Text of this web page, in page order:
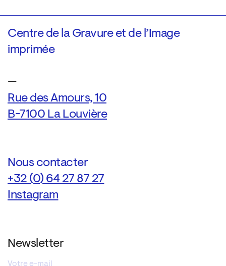
Centre de la Gravure et de l’Image
imprimée
—
Rue des Amours, 10
B-7100 La Louvière
Nous contacter
+32 (0) 64 27 87 27
Instagram
Newsletter